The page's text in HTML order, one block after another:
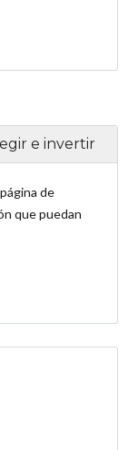
e invertir
de
que puedan